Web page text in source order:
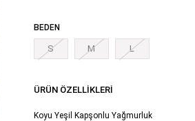
BEDEN
S M L
ÜRÜN ÖZELLIKLERI
Koyu Yeşil Kapşonlu Yağmurluk